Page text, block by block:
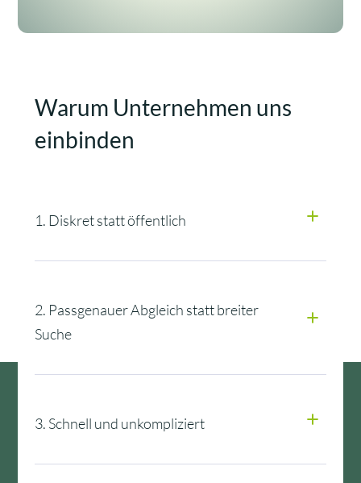
Warum Unternehmen uns
einbinden
1. Diskret statt öffentlich
2. Passgenauer Abgleich statt breiter
Suche
3. Schnell und unkompliziert